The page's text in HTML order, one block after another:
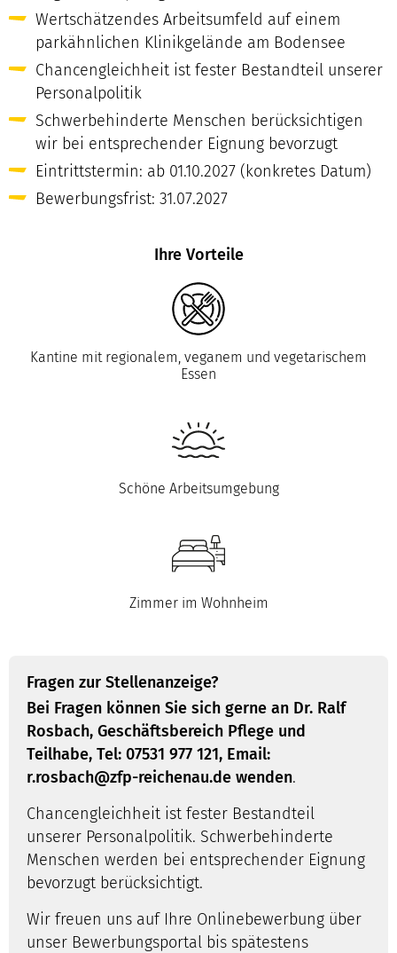
Wertschätzendes Arbeitsumfeld auf einem
parkähnlichen Klinikgelände am Bodensee
Chancengleichheit ist fester Bestandteil unserer
Personalpolitik
Schwerbehinderte Menschen berücksichtigen
wir bei entsprechender Eignung bevorzugt
Eintrittstermin: ab 01.10.2027 (konkretes Datum)
Bewerbungsfrist: 31.07.2027
Ihre Vorteile
Kantine mit regionalem, veganem und vegetarischem
Essen
Schöne Arbeitsumgebung
Zimmer im Wohnheim
Fragen zur Stellenanzeige?
Bei Fragen können Sie sich gerne an Dr. Ralf
Rosbach, Geschäftsbereich Pflege und
Teilhabe, Tel: 07531 977 121, Email:
r.rosbach@zfp-reichenau.de wenden.
Chancengleichheit ist fester Bestandteil
unserer Personalpolitik. Schwerbehinderte
Menschen werden bei entsprechender Eignung
bevorzugt berücksichtigt.
Wir freuen uns auf Ihre Onlinebewerbung über
unser Bewerbungsportal bis spätestens